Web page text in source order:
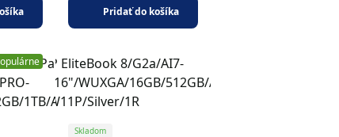
Pridať do košíka
Skladom